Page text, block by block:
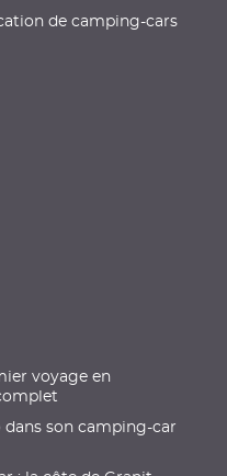
de camping-cars
voyage en
son camping-car